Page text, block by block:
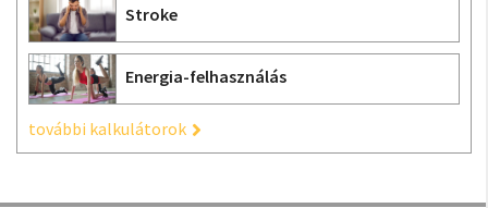
Stroke
Energia-felhasználás
további kalkulátorok